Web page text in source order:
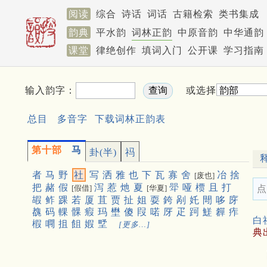
阅读 综合 诗话 词话 古籍检索 类书集成
韵典
平水韵 词林正韵 中原音韵 中华通韵
课堂
律绝创作 填词入门 公开课 学习指南
输入韵字： 或选择
总目 多音字 下载词林正韵表
第十部 马 卦(半) 祃
者 马 野 社 写 洒 雅 也 下 瓦 寡 舍 [废也] 冶 捨
把 赭 假 [假借] 泻 惹 灺 夏 [华夏] 斝 哑 槚 且
打
嘏 鲊 踝 若 厦 苴 贾 扯 姐 耍 銙 剐 奼 閜 哆 庌
䰩 码 輠 髁 瘕 玛 壄 傻 叚 喏 厊 疋 跒 䱹 奲 痄
椵 㗿 抯 飷 婽 㙒 [更多…]
白
典